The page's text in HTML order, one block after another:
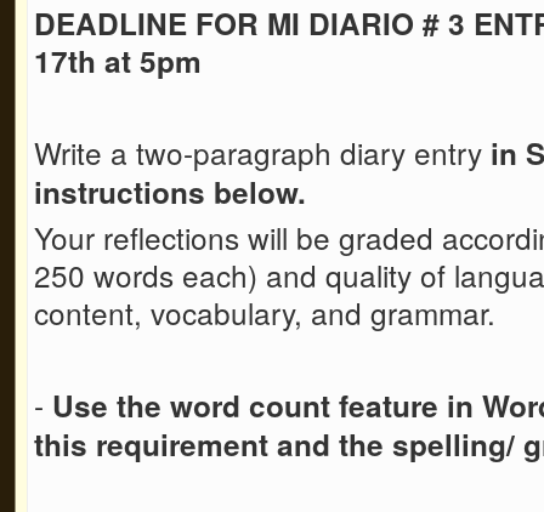
DEADLINE FOR MI DIARIO # 3
17th at 5pm
Write a two-paragraph diary entry in
instructions below.
Your reflections will be graded
250 words each) and quality of
content, vocabulary, and grammar.
- Use the word count feature in
this requirement and the spelling/